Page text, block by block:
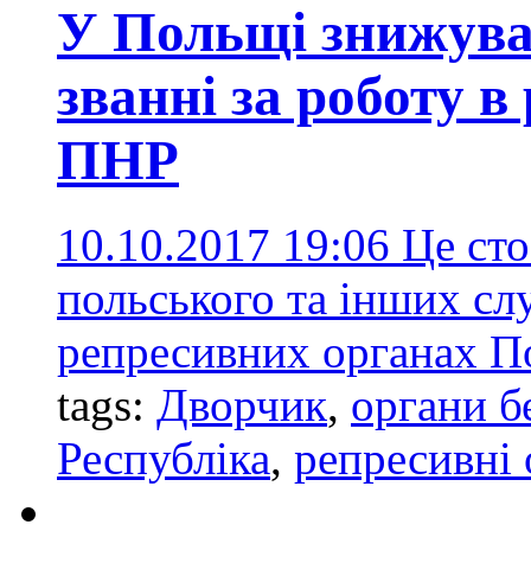
У Польщі
званні за роботу
ПНР
10.10.2017 19:06 Це
польського та інших
репресивних органах
tags: Дворчик, органи
Республіка, репресивні